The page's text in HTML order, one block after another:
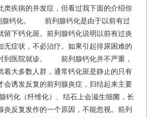
类疾病的并发症，但看过我下面的介绍你
腺钙化。 前列腺钙化是由于以前有过
留下钙化斑。前列腺钙化说明以前有过炎
无症状，不必治疗。如果引起排尿困难的
到医院就诊。 前列腺钙化并不严重，
着大多数人群，通常钙化斑是静止的只有
会诱发反复的前列腺炎症，归结起来主要
钙化（纤维化）、结石上会滋生细菌，长
炎反复发作的一个原因，不能忽视。前列